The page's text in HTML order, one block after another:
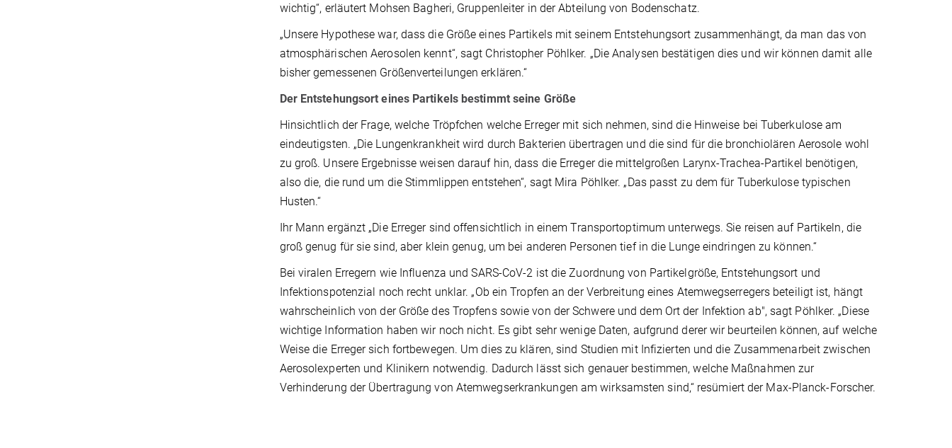
wichtig“, erläutert Mohsen Bagheri, Gruppenleiter in der Abteilung von Bodenschatz.
„Unsere Hypothese war, dass die Größe eines Partikels mit seinem Entstehungsort zusammenhängt, da man das von
atmosphärischen Aerosolen kennt“, sagt Christopher Pöhlker. „Die Analysen bestätigen dies und wir können damit alle
bisher gemessenen Größenverteilungen erklären.“
Der Entstehungsort eines Partikels bestimmt seine Größe
Hinsichtlich der Frage, welche Tröpfchen welche Erreger mit sich nehmen, sind die Hinweise bei Tuberkulose am
eindeutigsten. „Die Lungenkrankheit wird durch Bakterien übertragen und die sind für die bronchiolären Aerosole wohl
zu groß. Unsere Ergebnisse weisen darauf hin, dass die Erreger die mittelgroßen Larynx-Trachea-Partikel benötigen,
also die, die rund um die Stimmlippen entstehen“, sagt Mira Pöhlker. „Das passt zu dem für Tuberkulose typischen
Husten.“
Ihr Mann ergänzt „Die Erreger sind offensichtlich in einem Transportoptimum unterwegs. Sie reisen auf Partikeln, die
groß genug für sie sind, aber klein genug, um bei anderen Personen tief in die Lunge eindringen zu können.“
Bei viralen Erregern wie Influenza und SARS-CoV-2 ist die Zuordnung von Partikelgröße, Entstehungsort und
Infektionspotenzial noch recht unklar. „Ob ein Tropfen an der Verbreitung eines Atemwegserregers beteiligt ist, hängt
wahrscheinlich von der Größe des Tropfens sowie von der Schwere und dem Ort der Infektion ab", sagt Pöhlker. „Diese
wichtige Information haben wir noch nicht. Es gibt sehr wenige Daten, aufgrund derer wir beurteilen können, auf welche
Weise die Erreger sich fortbewegen. Um dies zu klären, sind Studien mit Infizierten und die Zusammenarbeit zwischen
Aerosolexperten und Klinikern notwendig. Dadurch lässt sich genauer bestimmen, welche Maßnahmen zur
Verhinderung der Übertragung von Atemwegserkrankungen am wirksamsten sind,“ resümiert der Max-Planck-Forscher.